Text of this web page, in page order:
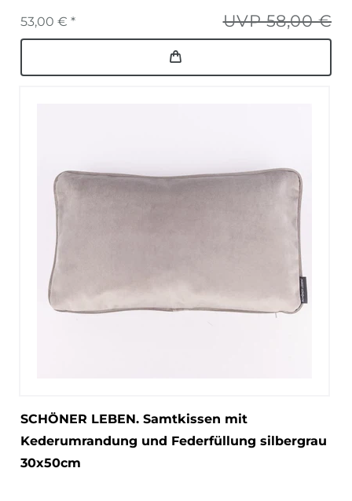
UVP 58,00 €
53,00 € *
SCHÖNER LEBEN. Samtkissen mit
Kederumrandung und Federfüllung silbergrau
30x50cm